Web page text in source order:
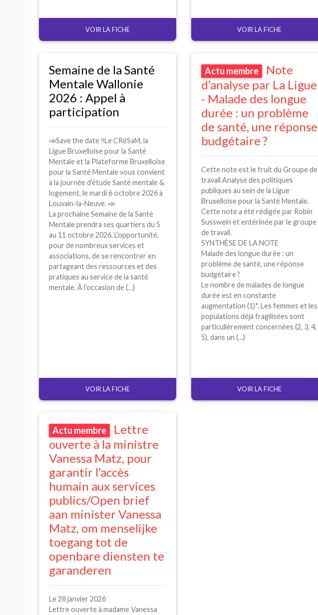
VOIR LA FICHE VOIR LA FICHE
Semaine de la Santé
Mentale Wallonie
2026 : Appel à
participation
📣Save the date ‼️LeCRéSaM, la
Ligue Bruxelloise pour la Santé
Mentale et la Plateforme Bruxelloise
pour la Santé Mentale vous convient
à la journée d’étude Santé mentale &
logement, le mardi 6 octobre 2026 à
Louvain-la-Neuve. 📣
La prochaine Semaine de la Santé
Mentale prendra ses quartiers du 5
au 11 octobre 2026. L’opportunité,
pour de nombreux services et
associations, de se rencontrer en
partageant des ressources et des
pratiques au service de la santé
mentale. À l’occasion de (…)
VOIR LA FICHE
Actu membre
Note
d’analyse par La Ligue
- Malade des longue
durée : un problème
de santé, une réponse
budgétaire?
Cette note est le fruit du Groupe de
travail Analyse des politiques
publiques au sein de la Ligue
Bruxelloise pour la Santé Mentale.
Cette note a été rédigée par Robin
Susswein et entérinée par le groupe
de travail.
SYNTHÈSE DE LA NOTE
Malade des longue durée : un
problème de santé, une réponse
budgétaire?
Le nombre de malades de longue
durée est en constante
augmentation (1)*. Les femmes et les
populations déjà fragilisées sont
particulièrement concernées (2, 3, 4,
5), dans un (…)
VOIR LA FICHE
Actu membre
Lettre
ouverte à la ministre
Vanessa Matz, pour
garantir l’accès
humain aux services
publics/Open brief
aan minister Vanessa
Matz, om menselijke
toegang tot de
openbare diensten te
garanderen
Le 28 janvier 2026
Lettre ouverte à madame Vanessa